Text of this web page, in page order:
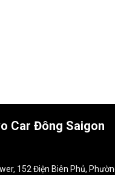
Car Đông Saigon
152 Điện Biên Phủ,